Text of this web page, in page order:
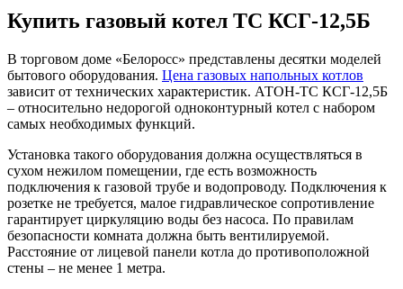
Купить газовый котел ТС КСГ-12,5Б
В торговом доме «Белоросс» представлены десятки моделей
бытового оборудования. Цена газовых напольных котлов
зависит от технических характеристик. АТОН-ТС КСГ-12,5Б
– относительно недорогой одноконтурный котел с набором
самых необходимых функций.
Установка такого оборудования должна осуществляться в
сухом нежилом помещении, где есть возможность
подключения к газовой трубе и водопроводу. Подключения к
розетке не требуется, малое гидравлическое сопротивление
гарантирует циркуляцию воды без насоса. По правилам
безопасности комната должна быть вентилируемой.
Расстояние от лицевой панели котла до противоположной
стены – не менее 1 метра.